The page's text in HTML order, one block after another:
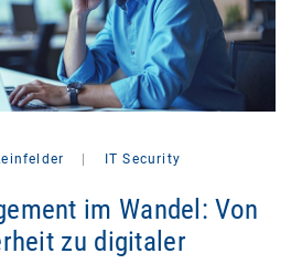
IT Security
im Wandel: Von
zu digitaler